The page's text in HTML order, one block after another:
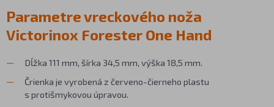
Parametre vreckového noža
Victorinox Forester One Hand
Dĺžka 111 mm, šírka 34,5 mm, výška 18,5 mm.
Črienka je vyrobená z červeno-čierneho plastu
s protišmykovou úpravou.